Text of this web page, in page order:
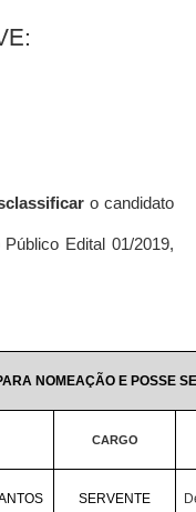
o candidato
Edital 01/2019,
NOMEAÇÃO E POSSE
CARGO
SERVENTE